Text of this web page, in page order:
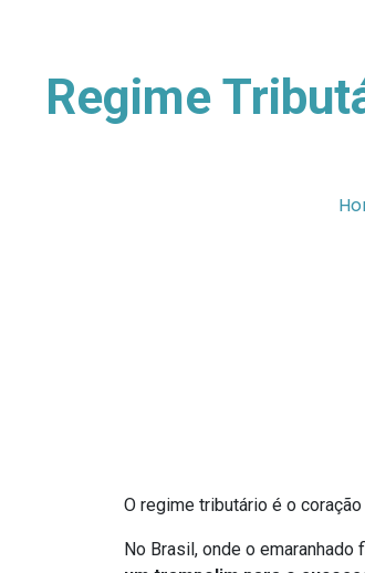
Regime
O regime tributário é o
No Brasil, onde o